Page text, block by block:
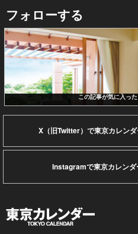
フォローする
この記事が気に入っ
X（旧Twitter）で東京カレン
Instagramで東京カレンダ